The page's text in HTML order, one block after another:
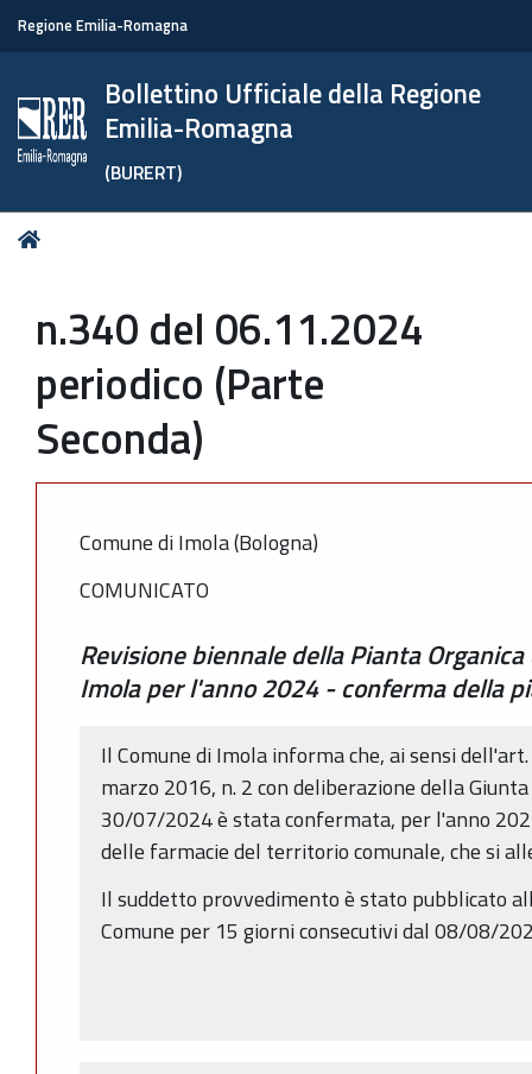
Regione Emilia-Romagna
Bollettino Ufficiale della Regione
Emilia-Romagna
(BURERT)
Tu
n.340 del 06.11.2024
periodico (Parte
Seconda)
Comune di Imola (Bologna)
COMUNICATO
Revisione biennale della Pianta
Imola per l'anno 2024 - conferma della
Il Comune di Imola informa che, ai sensi
marzo 2016, n. 2 con deliberazione della
30/07/2024 è stata confermata, per l'anno
delle farmacie del territorio comunale, che si
Il suddetto provvedimento è stato pubblicato
Comune per 15 giorni consecutivi dal 08/08/